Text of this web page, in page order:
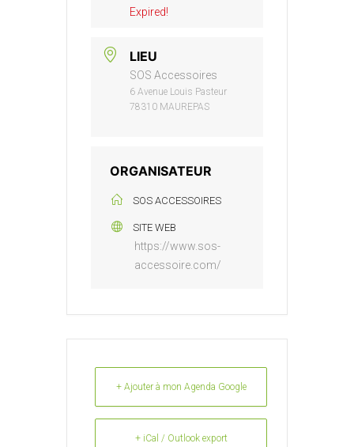
Expired!
LIEU
SOS Accessoires
6 Avenue Louis Pasteur
78310 MAUREPAS
ORGANISATEUR
SOS ACCESSOIRES
SITE WEB
https://www.sos-
accessoire.com/
+ Ajouter à mon Agenda Google
+ iCal / Outlook export